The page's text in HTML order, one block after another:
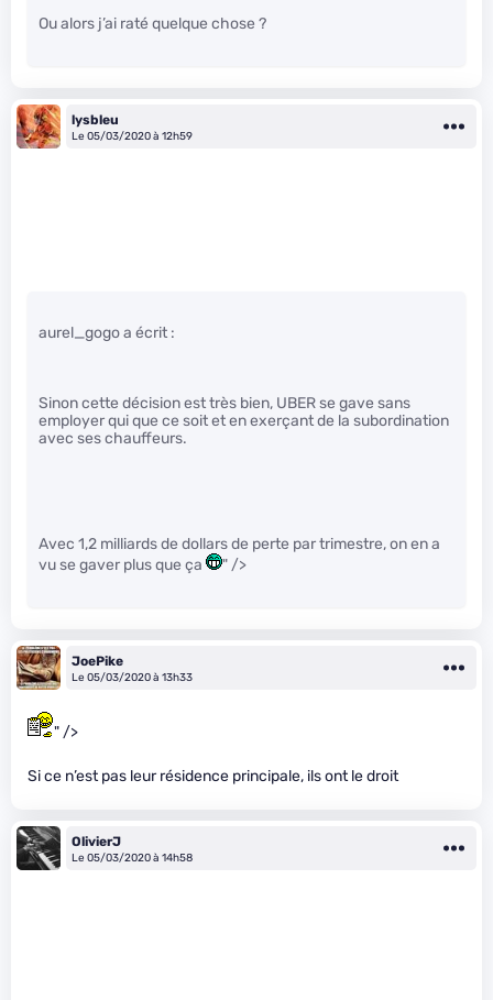
Ou alors j’ai raté quelque chose ?
lysbleu
Le 05/03/2020 à 12h59
aurel_gogo a écrit :
Sinon cette décision est très bien, UBER se gave sans
employer qui que ce soit et en exerçant de la subordination
avec ses chauffeurs.
Avec 1,2 milliards de dollars de perte par trimestre, on en a
vu se gaver plus que ça
" />
JoePike
Le 05/03/2020 à 13h33
" />
Si ce n’est pas leur résidence principale, ils ont le droit
OlivierJ
Le 05/03/2020 à 14h58